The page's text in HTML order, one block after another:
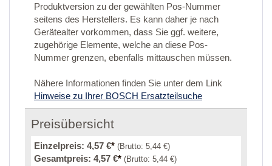
Produktversion zu der gewählten Pos-Nummer
seitens des Herstellers. Es kann daher je nach
Gerätealter vorkommen, dass Sie ggf. weitere,
zugehörige Elemente, welche an diese Pos-
Nummer grenzen, ebenfalls mittauschen müssen.
Nähere Informationen finden Sie unter dem Link
Hinweise zu Ihrer BOSCH Ersatzteilsuche
Preisübersicht
Einzelpreis: 4,57 €* (Brutto: 5,44 €)
Gesamtpreis: 4,57 €* (Brutto: 5,44 €)